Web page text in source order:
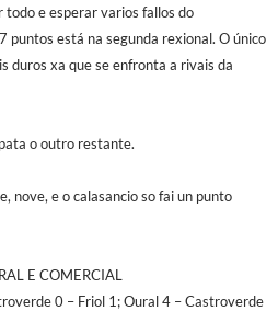
todo e esperar varios fallos do
puntos está na segunda rexional. O único
duros xa que se enfronta a rivais da
o outro restante.
nove, e o calasancio so fai un punto
E COMERCIAL
0 – Friol 1; Oural 4 – Castroverde